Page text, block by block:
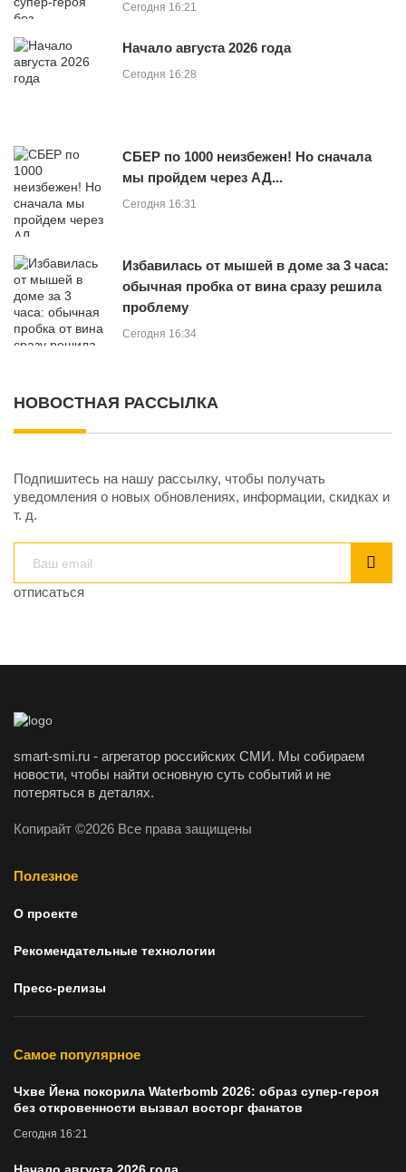
Сегодня 16:21
Начало августа 2026 года
Сегодня 16:28
СБЕР по 1000 неизбежен! Но сначала
мы пройдем через АД...
Сегодня 16:31
Избавилась от мышей в доме за 3 часа:
обычная пробка от вина сразу решила
проблему
Сегодня 16:34
НОВОСТНАЯ РАССЫЛКА
Подпишитесь на нашу рассылку, чтобы получать
уведомления о новых обновлениях, информации, скидках и
т. д.
отписаться
smart-smi.ru - агрегатор российских СМИ. Мы собираем
новости, чтобы найти основную суть событий и не
потеряться в деталях.
Копирайт ©2026 Все права защищены
Полезное
О проекте
Рекомендательные технологии
Пресс-релизы
Самое популярное
Чхве Йена покорила Waterbomb 2026: образ супер-героя
без откровенности вызвал восторг фанатов
Сегодня 16:21